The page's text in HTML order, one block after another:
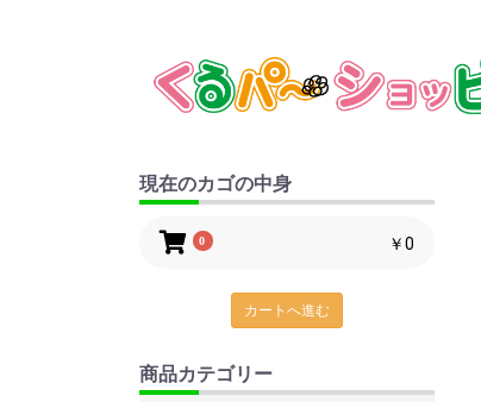
現在のカゴの中身
0 ￥0
カートへ進む
商品カテゴリー